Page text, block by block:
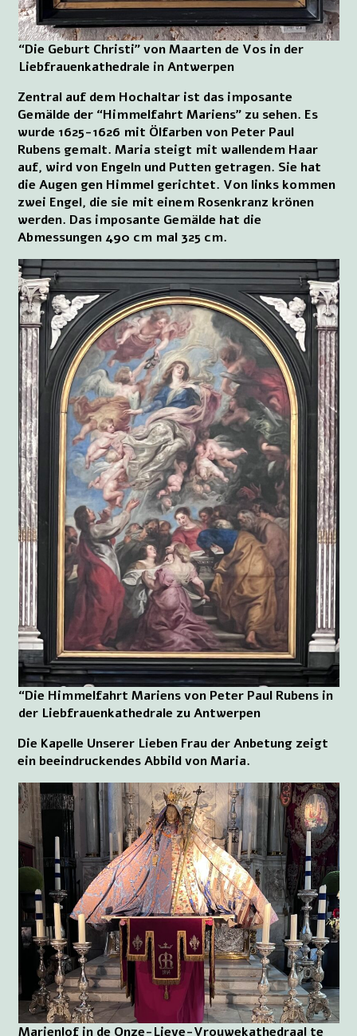
“Die Geburt Christi” von Maarten de Vos in der
Liebfrauenkathedrale in Antwerpen
Zentral auf dem Hochaltar ist das imposante
Gemälde der “Himmelfahrt Mariens” zu sehen. Es
wurde 1625-1626 mit Ölfarben von Peter Paul
Rubens gemalt. Maria steigt mit wallendem Haar
auf, wird von Engeln und Putten getragen. Sie hat
die Augen gen Himmel gerichtet. Von links kommen
zwei Engel, die sie mit einem Rosenkranz krönen
werden. Das imposante Gemälde hat die
Abmessungen 490 cm mal 325 cm.
“Die Himmelfahrt Mariens von Peter Paul Rubens in
der Liebfrauenkathedrale zu Antwerpen
Die Kapelle Unserer Lieben Frau der Anbetung zeigt
ein beeindruckendes Abbild von Maria.
Marienlof in de Onze-Lieve-Vrouwekathedraal te